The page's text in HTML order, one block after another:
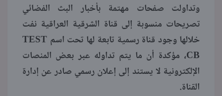
وتداولت صفحات مهتمة بأخبار البث الفضائي
تصريحات منسوبة إلى قناة الشرقية العراقية نفت
خلالها وجود قناة رسمية تابعة لها تحت اسم TEST
CB، مؤكدة أن ما يتم تداوله عبر بعض المنصات
الإلكترونية لا يستند إلى إعلان رسمي صادر عن إدارة
القناة.